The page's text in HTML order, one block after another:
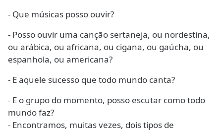
- Que músicas posso ouvir?
- Posso ouvir uma canção sertaneja, ou nordestina,
ou arábica, ou africana, ou cigana, ou gaúcha, ou
espanhola, ou americana?
- E aquele sucesso que todo mundo canta?
- E o grupo do momento, posso escutar como todo
mundo faz?
- Encontramos, muitas vezes, dois tipos de